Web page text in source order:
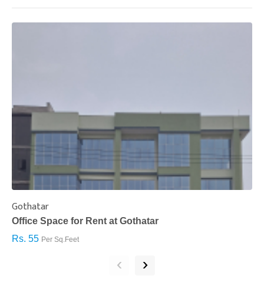
Gothatar
Office Space for Rent at Gothatar
Rs. 55 Per Sq.Feet
‹ ›